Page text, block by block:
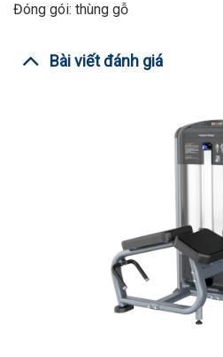
Đóng gói: thùng gỗ
Bài viết đánh giá